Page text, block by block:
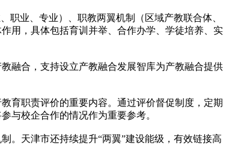
业、专业）、职教两翼机制（区域产教联合体、
用，具体包括育训并举、合作办学、学徒培养、实
融合，支持设立产教融合发展智库为产教融合提供
职责评价的重要内容。通过评价督促制度，定期
与校企合作的情况作为重要参考。
天津市还持续提升“两翼”建设能级，有效链接高